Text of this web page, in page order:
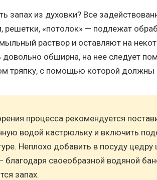
запах из духовки? Все
решетки, «потолок» — подлежат
раствор и оставляют на
обширна, на нее следует
тряпку, с помощью которой должны
процесса рекомендуется
водой кастрюльку и включить
Неплохо добавить в посуду
благодаря своеобразной водяной
запах.